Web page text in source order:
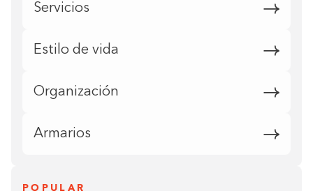
Servicios
Estilo de vida
Organización
Armarios
POPULAR